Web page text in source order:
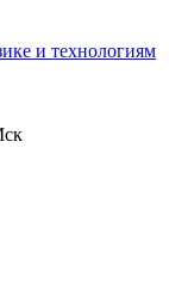
и технологиям